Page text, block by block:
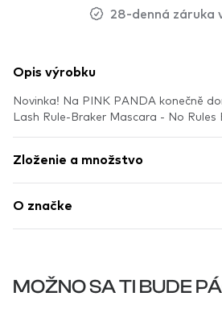
28-denná záruka
Opis výrobku
Novinka! Na PINK PANDA konečně
Lash Rule-Braker Mascara - No Rules
Zloženie a množstvo
O značke
MOŽNO SA TI BUDE